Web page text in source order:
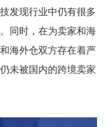
发现行业中仍有很多
同时，在为卖家和海
海外仓双方存在着严
未被国内的跨境卖家